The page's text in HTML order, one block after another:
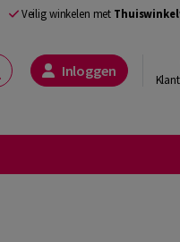
Veilig winkelen met
Inloggen